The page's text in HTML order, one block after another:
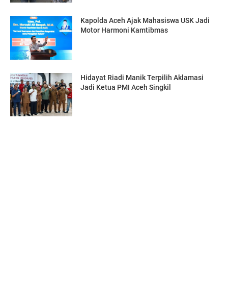
Kapolda Aceh Ajak Mahasiswa USK Jadi
Motor Harmoni Kamtibmas
Hidayat Riadi Manik Terpilih Aklamasi
Jadi Ketua PMI Aceh Singkil